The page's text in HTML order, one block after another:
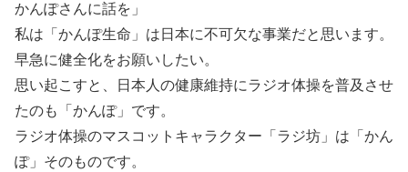
かんぽさんに話を」
私は「かんぽ生命」は日本に不可欠な事業だと思います。
早急に健全化をお願いしたい。
思い起こすと、日本人の健康維持にラジオ体操を普及させ
たのも「かんぽ」です。
ラジオ体操のマスコットキャラクター「ラジ坊」は「かん
ぽ」そのものです。